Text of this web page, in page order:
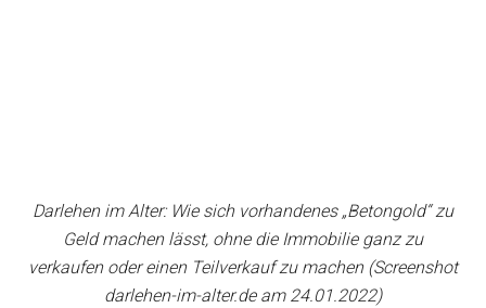
Darlehen im Alter: Wie sich vorhandenes „Betongold“ zu
Geld machen lässt, ohne die Immobilie ganz zu
verkaufen oder einen Teilverkauf zu machen (Screenshot
darlehen-im-alter.de am 24.01.2022)